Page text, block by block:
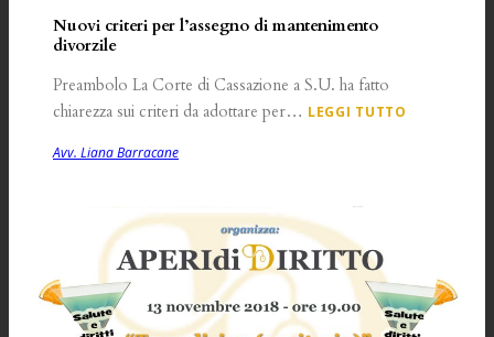
Nuovi criteri per l’assegno di mantenimento
divorzile
Preambolo La Corte di Cassazione a S.U. ha fatto
chiarezza sui criteri da adottare per… LEGGI TUTTO
Avv. Liana Barracane